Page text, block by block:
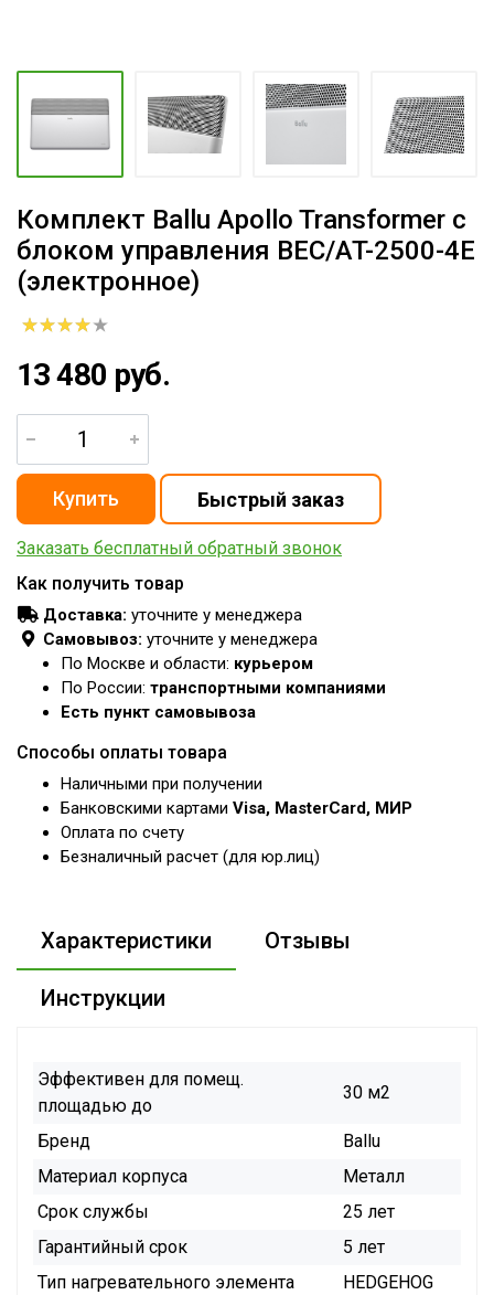
Комплект Ballu Apollo Transformer с
блоком управления BEC/AT-2500-4E
(электронное)
13 480 руб.
Заказать бесплатный обратный звонок
Как получить товар
Доставка: уточните у менеджера
Самовывоз: уточните у менеджера
По Москве и области: курьером
По России: транспортными компаниями
Есть пункт самовывоза
Способы оплаты товара
Наличными при получении
Банковскими картами Visa, MasterCard, МИР
Оплата по счету
Безналичный расчет (для юр.лиц)
Характеристики Отзывы
Инструкции
Эффективен для помещ.
площадью до
30 м2
Бренд
Ballu
Материал корпуса
Металл
Срок службы
25 лет
Гарантийный срок
5 лет
Тип нагревательного элемента
HEDGEHOG